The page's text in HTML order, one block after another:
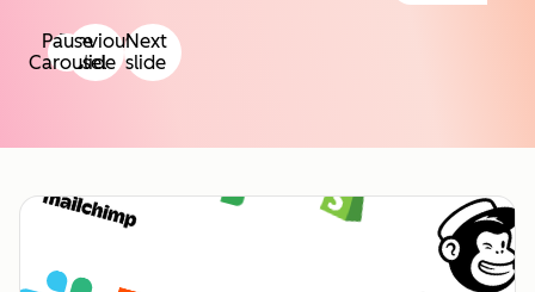
Previous
slide
Next
slide
Pause
Carousel